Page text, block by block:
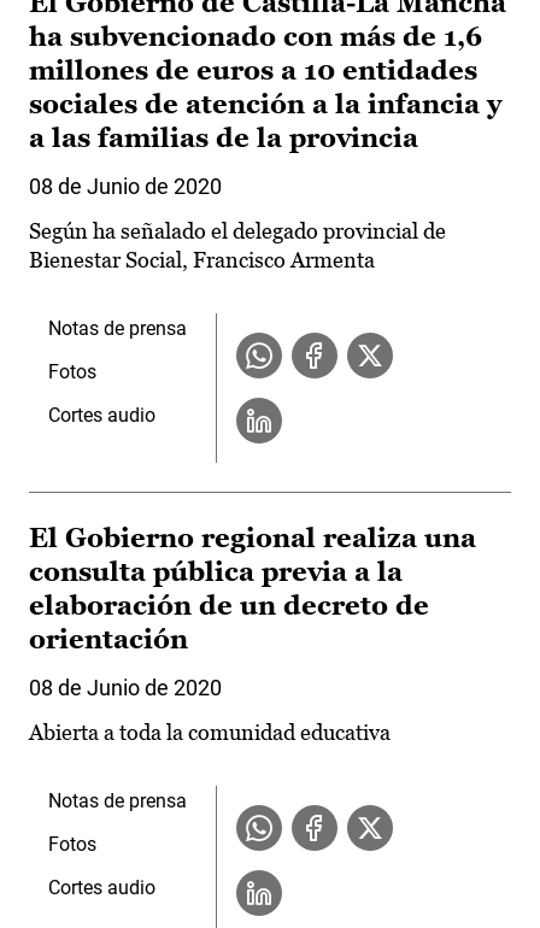
ha subvencionado con más de 1,6
millones de euros a 10 entidades
sociales de atención a la infancia y
a las familias de la provincia
08 de Junio de 2020
Según ha señalado el delegado provincial de
Bienestar Social, Francisco Armenta
Notas de prensa
Fotos
Cortes audio
El Gobierno regional realiza una
consulta pública previa a la
elaboración de un decreto de
orientación
08 de Junio de 2020
Abierta a toda la comunidad educativa
Notas de prensa
Fotos
Cortes audio